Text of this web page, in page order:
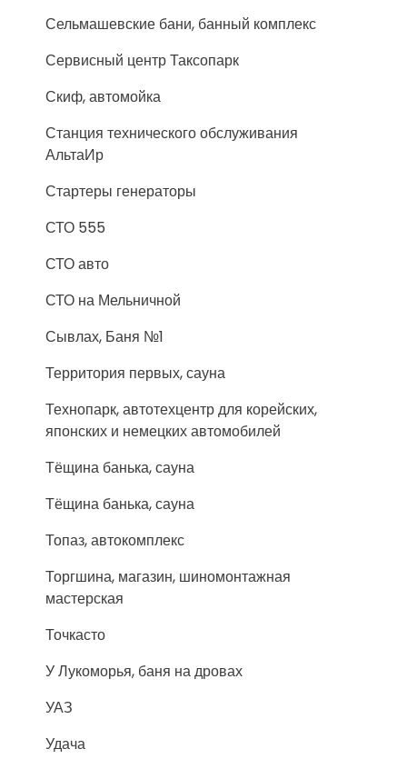
Сельмашевские бани, банный комплекс
Сервисный центр Таксопарк
Скиф, автомойка
Станция технического обслуживания
АльтаИр
Стартеры генераторы
СТО 555
СТО авто
СТО на Мельничной
Сывлах, Баня №1
Территория первых, сауна
Технопарк, автотехцентр для корейских,
японских и немецких автомобилей
Тёщина банька, сауна
Тёщина банька, сауна
Топаз, автокомплекс
Торгшина, магазин, шиномонтажная
мастерская
Точкасто
У Лукоморья, баня на дровах
УАЗ
Удача